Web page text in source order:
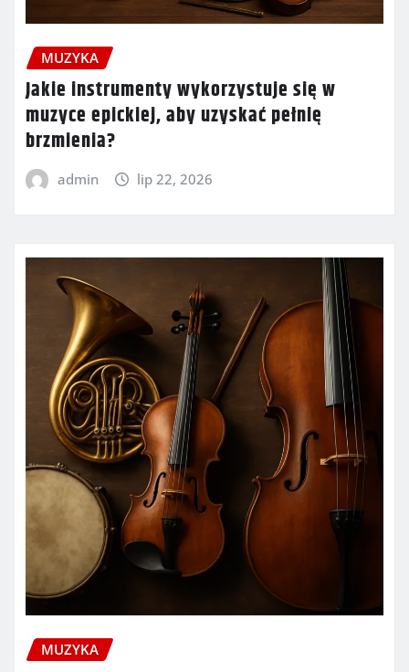
MUZYKA
Jakie instrumenty wykorzystuje się w
muzyce epickiej, aby uzyskać pełnię
brzmienia?
admin lip 22, 2026
MUZYKA